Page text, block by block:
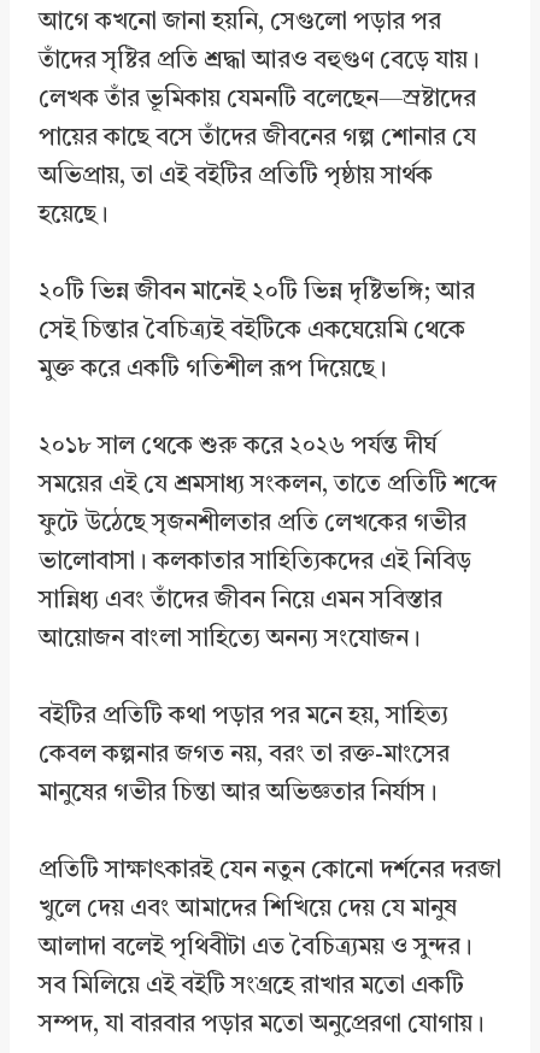
আগে কখনো জানা হয়নি, সেগুলো পড়ার পর
তাঁদের সৃষ্টির প্রতি শ্রদ্ধা আরও বহুগুণ বেড়ে যায়।
লেখক তাঁর ভূমিকায় যেমনটি বলেছেন—স্রষ্টাদের
পায়ের কাছে বসে তাঁদের জীবনের গল্প শোনার যে
অভিপ্রায়, তা এই বইটির প্রতিটি পৃষ্ঠায় সার্থক
হয়েছে।
২০টি ভিন্ন জীবন মানেই ২০টি ভিন্ন দৃষ্টিভঙ্গি; আর
সেই চিন্তার বৈচিত্র্যই বইটিকে একঘেয়েমি থেকে
মুক্ত করে একটি গতিশীল রূপ দিয়েছে।
২০১৮ সাল থেকে শুরু করে ২০২৬ পর্যন্ত দীর্ঘ
সময়ের এই যে শ্রমসাধ্য সংকলন, তাতে প্রতিটি শব্দে
ফুটে উঠেছে সৃজনশীলতার প্রতি লেখকের গভীর
ভালোবাসা। কলকাতার সাহিত্যিকদের এই নিবিড়
সান্নিধ্য এবং তাঁদের জীবন নিয়ে এমন সবিস্তার
আয়োজন বাংলা সাহিত্যে অনন্য সংযোজন।
বইটির প্রতিটি কথা পড়ার পর মনে হয়, সাহিত্য
কেবল কল্পনার জগত নয়, বরং তা রক্ত-মাংসের
মানুষের গভীর চিন্তা আর অভিজ্ঞতার নির্যাস।
প্রতিটি সাক্ষাৎকারই যেন নতুন কোনো দর্শনের দরজা
খুলে দেয় এবং আমাদের শিখিয়ে দেয় যে মানুষ
আলাদা বলেই পৃথিবীটা এত বৈচিত্র্যময় ও সুন্দর।
সব মিলিয়ে এই বইটি সংগ্রহে রাখার মতো একটি
সম্পদ, যা বারবার পড়ার মতো অনুপ্রেরণা যোগায়।